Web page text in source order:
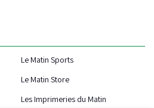
Le Matin Sports
Le Matin Store
Les Imprimeries du Matin